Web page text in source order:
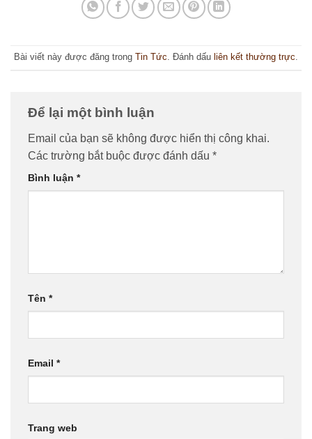
Bài viết này được đăng trong Tin Tức . Đánh dấu liên kết thường trực
Để lại một bình luận
Email của bạn sẽ không được hiển thị công khai.
Các trường bắt buộc được đánh dấu *
Bình luận *
Tên *
Email *
Trang web